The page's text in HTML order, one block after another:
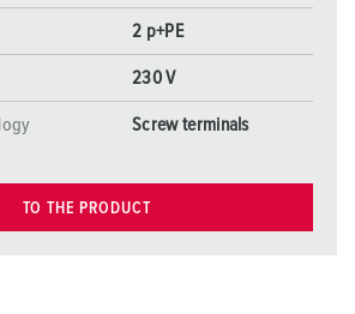
2 p+PE
230 V
Screw terminals
TO THE PRODUCT